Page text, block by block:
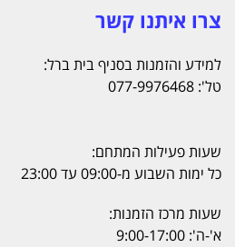
צרו איתנו קשר
למידע והזמנות בסניף בית ברל:
טל': 077-9976468
שעות פעילות המתחם:
כל ימות השבוע מ-09:00 עד 23:00
שעות מרכז הזמנות:
א'-ה': 9:00-17:00